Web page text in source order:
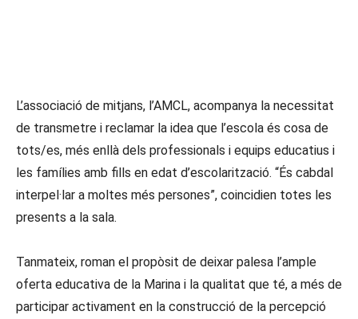
L’associació de mitjans, l’AMCL, acompanya la necessitat
de transmetre i reclamar la idea que l’escola és cosa de
tots/es, més enllà dels professionals i equips educatius i
les famílies amb fills en edat d’escolarització. “És cabdal
interpel·lar a moltes més persones”, coincidien totes les
presents a la sala.
Tanmateix, roman el propòsit de deixar palesa l’ample
oferta educativa de la Marina i la qualitat que té, a més de
participar activament en la construcció de la percepció